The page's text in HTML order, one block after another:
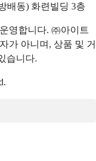
배동) 화련빌딩 3층
영합니다. ㈜아이트
가 아니며, 상품 및 거
습니다.